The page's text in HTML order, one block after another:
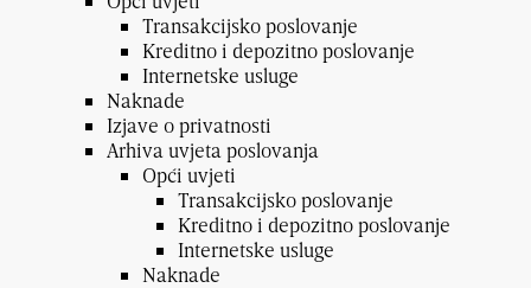
Transakcijsko poslovanje
Kreditno i depozitno poslovanje
Internetske usluge
Naknade
Izjave o privatnosti
Arhiva uvjeta poslovanja
Opći uvjeti
Transakcijsko poslovanje
Kreditno i depozitno poslovanje
Internetske usluge
Naknade